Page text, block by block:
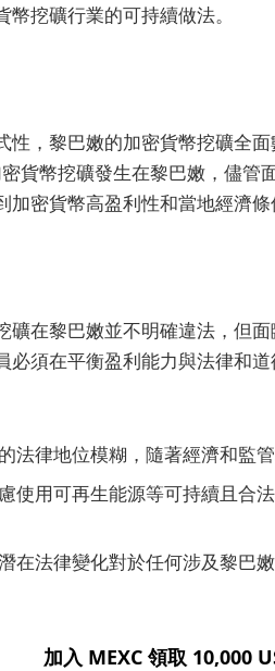
挖礦行業的可持續做法。
性，黎巴嫩的加密貨幣挖礦全
貨幣挖礦發生在黎巴嫩，儘管
密貨幣高盈利性和當地經濟條
礦在黎巴嫩並不明確違法，但
必須在平衡盈利能力與法律和
法律地位模糊，隨著經濟和監
使用可再生能源等可持續且合
在法律變化對於任何涉及黎巴
加入 MEXC 領取 10,000